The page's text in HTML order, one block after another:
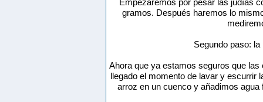
Empezaremos por pesar las judías
gramos. Después haremos lo
Segundo paso:
Ahora que ya estamos seguros que
llegado el momento de lavar y escurrir
arroz en un cuenco y añadimos